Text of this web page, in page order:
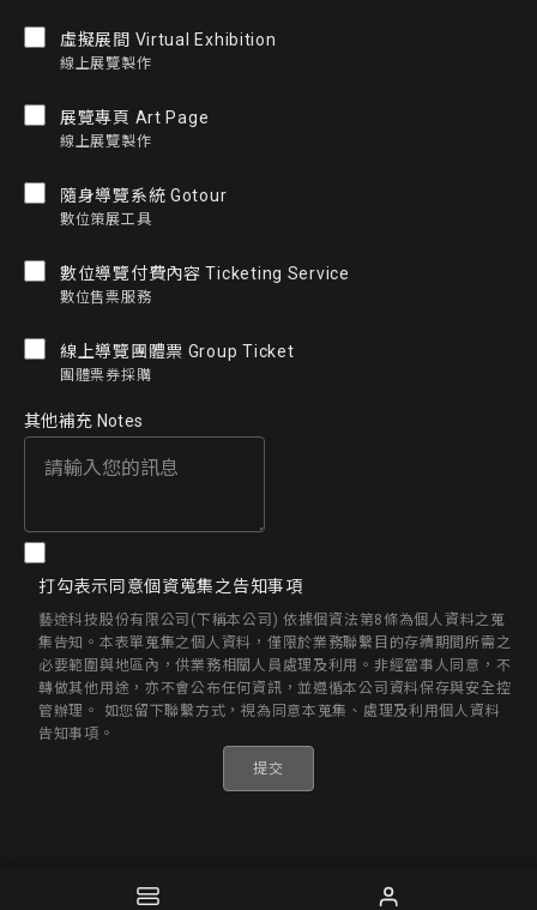
虛擬展間 Virtual Exhibition
線上展覽製作
展覽專頁 Art Page
線上展覽製作
隨身導覽系統 Gotour
數位策展工具
數位導覽付費內容 Ticketing Service
數位售票服務
線上導覽團體票 Group Ticket
團體票券採購
其他補充 Notes
打勾表示同意個資蒐集之告知事項
藝途科技股份有限公司(下稱本公司) 依據個資法第8條為個人資料之蒐
集告知。本表單蒐集之個人資料，僅限於業務聯繫目的存續期間所需之
必要範圍與地區內，供業務相關人員處理及利用。非經當事人同意，不
轉做其他用途，亦不會公布任何資訊，並遵循本公司資料保存與安全控
管辦理。 如您留下聯繫方式，視為同意本蒐集、處理及利用個人資料
告知事項。
提交